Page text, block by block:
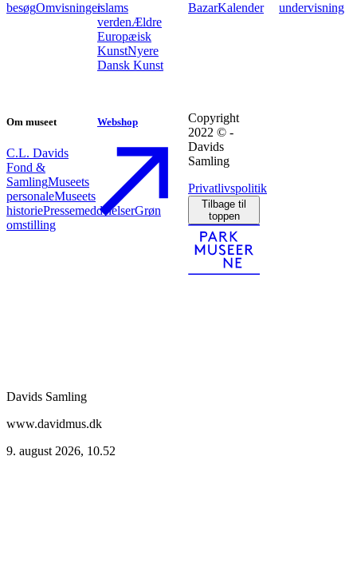
besøgOmvisningerislams
verdenÆldre
Europæisk
KunstNyere
Dansk Kunst
BazarKalender undervisning
Om museet
C.L. Davids
Fond &
SamlingMuseets
personaleMuseets
historiePressemeddelelserGrøn
omstilling
Webshop
Copyright
2022 © -
Davids
Samling
Privatlivspolitik
Tilbage til
toppen
Davids Samling
www.davidmus.dk
9. august 2026, 10.52